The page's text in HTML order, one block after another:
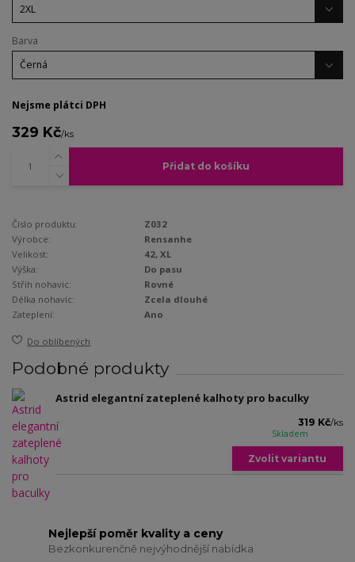
Barva
Nejsme plátci DPH
329 Kč/ks
Přidat do košíku
Číslo produktu:
Z032
Výrobce:
Rensanhe
Velikost:
42, XL
Výška:
Do pasu
Střih nohavic:
Rovné
Délka nohavic:
Zcela dlouhé
Zateplení:
Ano
Do oblíbených
Podobné produkty
Astrid elegantní zateplené kalhoty pro baculky
319 Kč/ks
Skladem
Zvolit variantu
Nejlepší poměr kvality a ceny
Bezkonkurenčně nejvýhodnější nabídka